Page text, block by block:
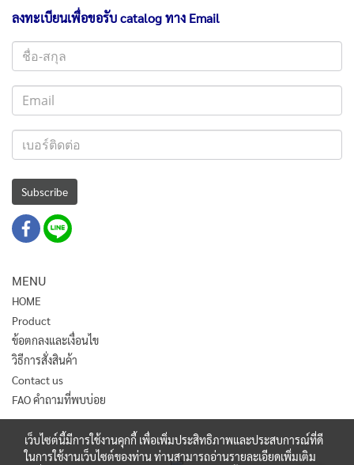
ลงทะเบียนเพื่อขอรับ catalog ทาง Email
Subscribe
MENU
HOME
Product
ข้อตกลงและเงื่อนไข
วิธีการสั่งสินค้า
Contact us
FAO คำถามที่พบบ่อย
เว็บไซต์นี้มีการใช้งานคุกกี้ เพื่อเพิ่มประสิทธิภาพและประสบการณ์ที่ดี
ในการใช้งานเว็บไซต์ของท่าน ท่านสามารถอ่านรายละเอียดเพิ่มเติม